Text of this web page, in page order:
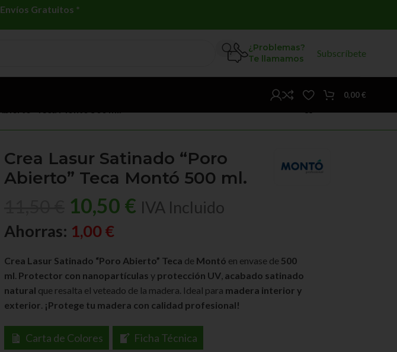
Envíos Gratuitos *
¿Problemas?
Te llamamos
Subscríbete
0,00€
Crea Lasur Satinado “Poro
Abierto” Teca Montó 500 ml.
10,50 € IVA Incluido
Ahorras: 1,00 €
Crea Lasur Satinado “Poro Abierto” Teca de Montó en envase de 500
ml Protector con nanopartículas y protección UV acabado satinado
natural que resalta el veteado de la madera. Ideal para madera interior y
exterior ¡Protege tu madera con calidad profesional!
Carta de Colores Ficha Técnica